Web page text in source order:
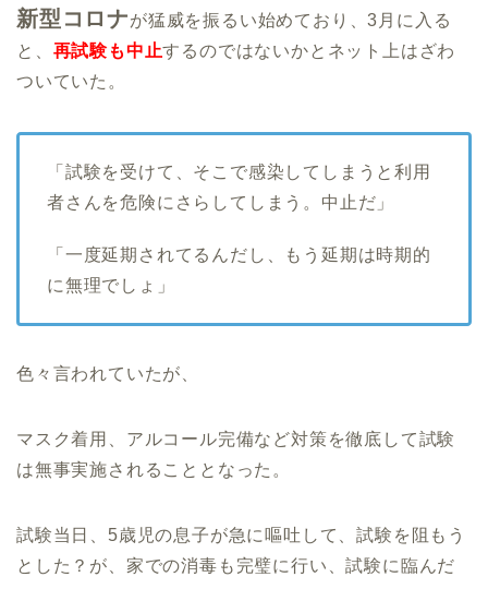
新型コロナが猛威を振るい始めており、3月に入る
と、 再試験も中止するのではないかとネット上はざわ
ついていた。
「試験を受けて、そこで感染してしまうと利用
者さんを危険にさらしてしまう。中止だ」
「一度延期されてるんだし、もう延期は時期的
に無理でしょ」
色々言われていたが、
マスク着用、アルコール完備など対策を徹底して試験
は無事実施されることとなった。
試験当日、5歳児の息子が急に嘔吐して、試験を阻もう
とした？が、家での消毒も完璧に行い、試験に臨んだ